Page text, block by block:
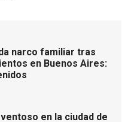
narco familiar tras
en Buenos Aires:
en la ciudad de